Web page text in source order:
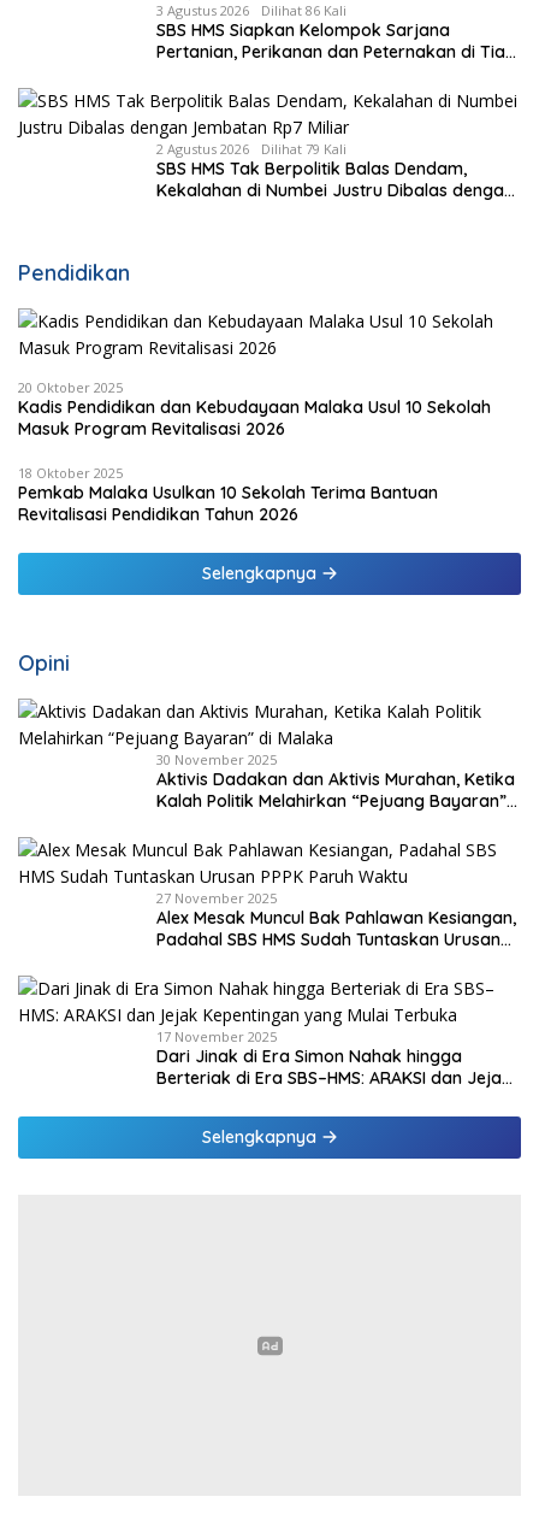
3 Agustus 2026 Dilihat 86 Kali
SBS HMS Siapkan Kelompok Sarjana
Pertanian, Perikanan dan Peternakan di Tiap
2 Agustus 2026 Dilihat 79 Kali
SBS HMS Tak Berpolitik Balas Dendam,
Kekalahan di Numbei Justru Dibalas dengan
Pendidikan
20 Oktober 2025
Kadis Pendidikan dan Kebudayaan Malaka Usul 10 Sekolah
Masuk Program Revitalisasi 2026
18 Oktober 2025
Pemkab Malaka Usulkan 10 Sekolah Terima Bantuan
Revitalisasi Pendidikan Tahun 2026
Selengkapnya
Opini
30 November 2025
Aktivis Dadakan dan Aktivis Murahan, Ketika
Kalah Politik Melahirkan “Pejuang Bayaran”
27 November 2025
Alex Mesak Muncul Bak Pahlawan Kesiangan,
Padahal SBS HMS Sudah Tuntaskan Urusan
17 November 2025
Dari Jinak di Era Simon Nahak hingga
Berteriak di Era SBS–HMS: ARAKSI dan Jejak
Selengkapnya